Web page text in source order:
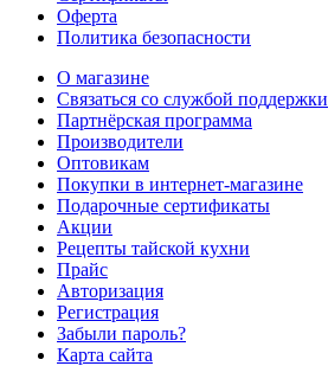
Оферта
Политика безопасности
О магазине
Связаться со службой поддержки
Партнёрская программа
Производители
Оптовикам
Покупки в интернет-магазине
Подарочные сертификаты
Акции
Рецепты тайской кухни
Прайс
Авторизация
Регистрация
Забыли пароль?
Карта сайта